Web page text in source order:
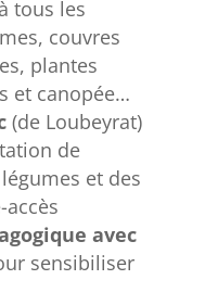
tous les
couvres
plantes
et canopée…
(de Loubeyrat)
de
et des
avec
sensibiliser